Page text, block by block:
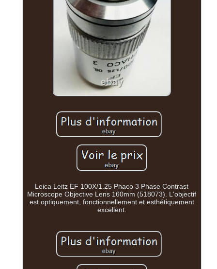
Leica Leitz EF 100X/1.25 Phaco 3 Phase Contrast
Microscope Objective Lens 160mm (518073). L'objectif
est optiquement, fonctionnellement et esthétiquement
excellent.